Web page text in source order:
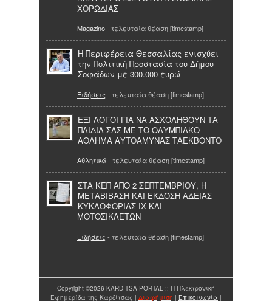
ΧΟΡΩΔΙΑΣ
Magazino- τελευταία θέαση [timestamp]
Η Περιφέρεια Θεσσαλίας ενισχύει
την Πολιτική Προστασία του Δήμου
Σοφάδων με 300.000 ευρώ
Ειδήσεις - τελευταία θέαση [timestamp]
ΕΞΙ ΛΟΓΟΙ ΓΙΑ ΝΑ ΑΣΧΟΛΗΘΟΥΝ ΤΑ
ΠΑΙΔΙΑ ΣΑΣ ΜΕ ΤΟ ΟΛΥΜΠΙΑΚΟ
ΑΘΛΗΜΑ ΑΥΤΟΑΜΥΝΑΣ ΤΑΕKΒONΤO
Αθλητικά- τελευταία θέαση [timestamp]
ΣΤΑ ΚΕΠ ΑΠΟ 2 ΣΕΠΤΕΜΒΡΙΟΥ, Η
ΜΕΤΑΒΙΒΑΣΗ ΚΑΙ ΕΚΔΟΣΗ ΑΔΕΙΑΣ
ΚΥΚΛΟΦΟΡΙΑΣ ΙΧ ΚΑΙ
ΜΟΤΟΣΙΚΛΕΤΩΝ
Ειδήσεις - τελευταία θέαση [timestamp]
Copyright ©2026 KARDITSA PORTAL :: Η Ηλεκτρονική
Εφημερίδα της Καρδίτσας | Διαφήμιση | Επικοινωνία |